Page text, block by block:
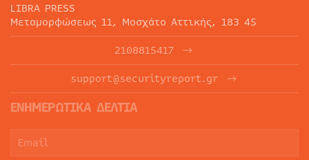
LIBRA PRESS
Μεταμορφώσεως 11, Μοσχάτο Αττικής, 183 45
2108815417
support@securityreport.gr
ΕΝΗΜΕΡΩΤΙΚΑ ΔΕΛΤΙΑ